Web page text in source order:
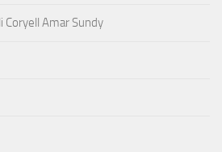
Coryell Amar Sundy